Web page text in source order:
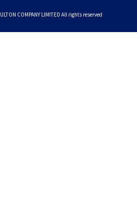
COMPANY LIMITED All rights reserved